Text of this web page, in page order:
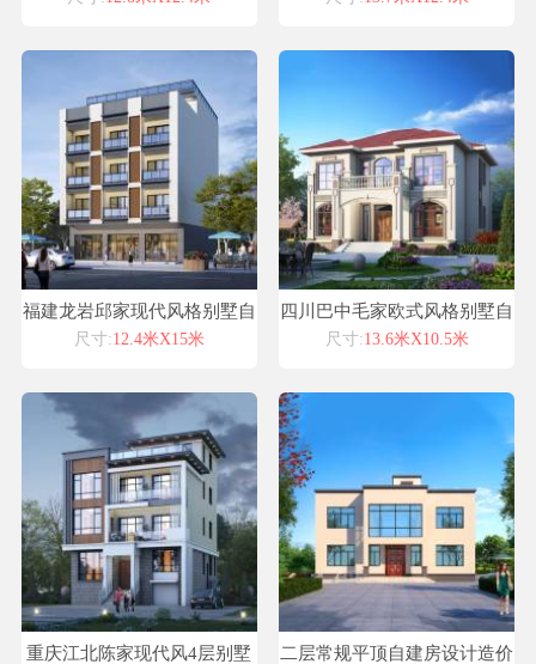
福建龙岩邱家现代风格别墅自
建房设计图纸喜天下建筑设计
尺寸:12.4米X15米
四川巴中毛家欧式风格别墅自
建房设计图纸喜天下建筑设计
尺寸:13.6米X10.5米
重庆江北陈家现代风4层别墅
二层常规平顶自建房设计造价